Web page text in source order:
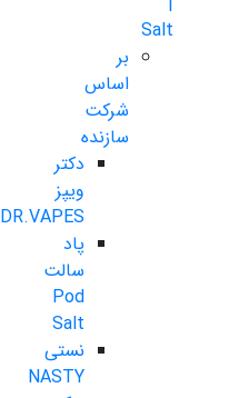
Salt
بر
اساس
شرکت
سازنده
دکتر
ویپز
DR.VAPES
پاد
سالت
Pod
Salt
نستی
NASTY